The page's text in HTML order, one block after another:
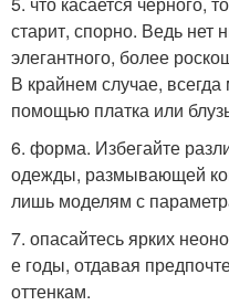
старит, спорно. Ведь нет
элегантного, более
В крайнем случае,
помощью платка или
6. форма. Избегайте
одежды, размывающей
лишь моделям с
7. опасайтесь ярких
е годы, отдавая
оттенкам.